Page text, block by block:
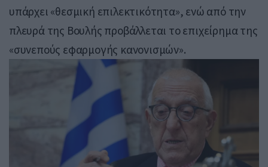
υπάρχει «θεσμική επιλεκτικότητα», ενώ από την
πλευρά της Βουλής προβάλλεται το επιχείρημα της
«συνεπούς εφαρμογής κανονισμών».